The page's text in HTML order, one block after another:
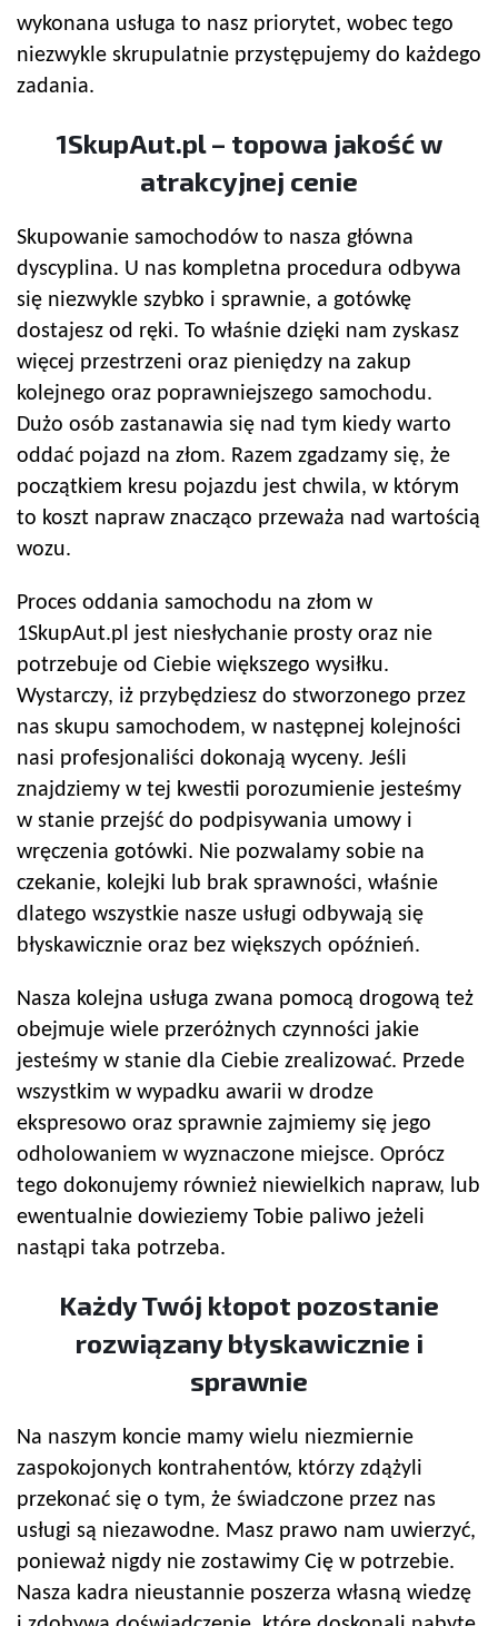
wykonana usługa to nasz priorytet, wobec tego
niezwykle skrupulatnie przystępujemy do każdego
zadania.
1SkupAut.pl – topowa jakość w
atrakcyjnej cenie
Skupowanie samochodów to nasza główna
dyscyplina. U nas kompletna procedura odbywa
się niezwykle szybko i sprawnie, a gotówkę
dostajesz od ręki. To właśnie dzięki nam zyskasz
więcej przestrzeni oraz pieniędzy na zakup
kolejnego oraz poprawniejszego samochodu.
Dużo osób zastanawia się nad tym kiedy warto
oddać pojazd na złom. Razem zgadzamy się, że
początkiem kresu pojazdu jest chwila, w którym
to koszt napraw znacząco przeważa nad wartością
wozu.
Proces oddania samochodu na złom w
1SkupAut.pl jest niesłychanie prosty oraz nie
potrzebuje od Ciebie większego wysiłku.
Wystarczy, iż przybędziesz do stworzonego przez
nas skupu samochodem, w następnej kolejności
nasi profesjonaliści dokonają wyceny. Jeśli
znajdziemy w tej kwestii porozumienie jesteśmy
w stanie przejść do podpisywania umowy i
wręczenia gotówki. Nie pozwalamy sobie na
czekanie, kolejki lub brak sprawności, właśnie
dlatego wszystkie nasze usługi odbywają się
błyskawicznie oraz bez większych opóźnień.
Nasza kolejna usługa zwana pomocą drogową też
obejmuje wiele przeróżnych czynności jakie
jesteśmy w stanie dla Ciebie zrealizować. Przede
wszystkim w wypadku awarii w drodze
ekspresowo oraz sprawnie zajmiemy się jego
odholowaniem w wyznaczone miejsce. Oprócz
tego dokonujemy również niewielkich napraw, lub
ewentualnie dowieziemy Tobie paliwo jeżeli
nastąpi taka potrzeba.
Każdy Twój kłopot pozostanie
rozwiązany błyskawicznie i
sprawnie
Na naszym koncie mamy wielu niezmiernie
zaspokojonych kontrahentów, którzy zdążyli
przekonać się o tym, że świadczone przez nas
usługi są niezawodne. Masz prawo nam uwierzyć,
ponieważ nigdy nie zostawimy Cię w potrzebie.
Nasza kadra nieustannie poszerza własną wiedzę